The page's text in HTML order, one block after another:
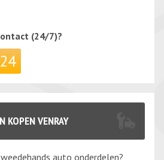
(24/7)?
KOPEN VENRAY
auto onderdelen?